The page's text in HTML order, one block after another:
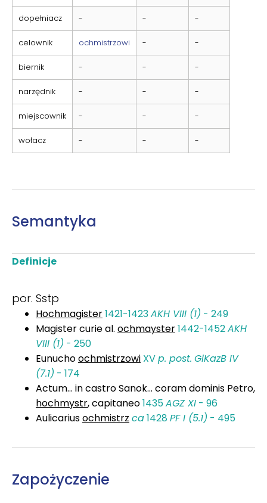
dopełniacz - - -
celownik ochmistrzowi - -
biernik - - -
narzędnik - - -
miejscownik - - -
wołacz - - -
Semantyka
Definicje
por. Sstp
Hochmagister1421-1423AKH VIII (1) - 249
Magister curie al. ochmayster1442-1452AKH
VIII (1) - 250
Eunuchoochmistrzowi XVp. post. GlKazB IV
(7.1) - 174
Actum... in castro Sanok... coram dominis Petro,
hochmystr, capitaneo1435AGZ XI - 96
Aulicariusochmistrz ca1428PF I (5.1) - 495
Zapożyczenie